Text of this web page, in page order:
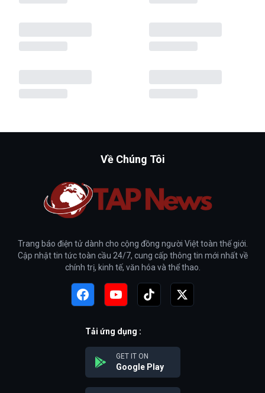
Về Chúng Tôi
Trang báo điện tử dành cho cộng đồng người Việt toàn thế giới.
Cập nhật tin tức toàn cầu 24/7, cung cấp thông tin mới nhất về
chính trị, kinh tế, văn hóa và thể thao.
Tải ứng dụng :
GET IT ON
Google Play